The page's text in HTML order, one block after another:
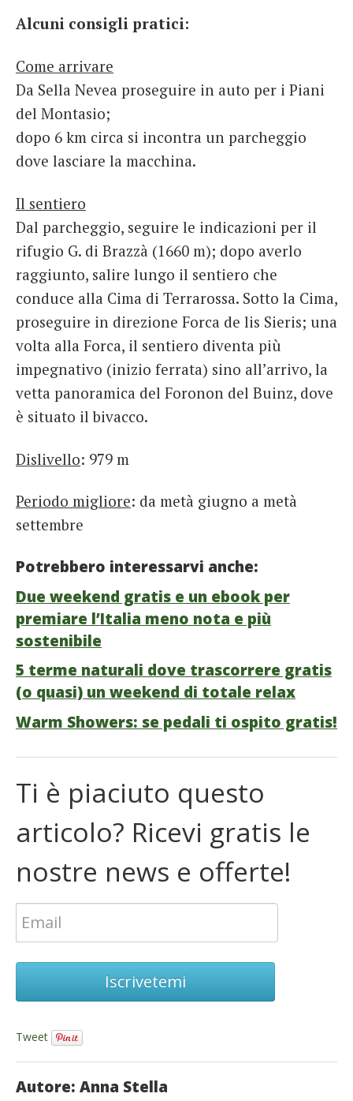
Alcuni consigli pratici:
Come arrivare
Da Sella Nevea proseguire in auto per i Piani
del Montasio;
dopo 6 km circa si incontra un parcheggio
dove lasciare la macchina.
Il sentiero
Dal parcheggio, seguire le indicazioni per il
rifugio G. di Brazzà (1660 m); dopo averlo
raggiunto, salire lungo il sentiero che
conduce alla Cima di Terrarossa. Sotto la Cima,
proseguire in direzione Forca de lis Sieris; una
volta alla Forca, il sentiero diventa più
impegnativo (inizio ferrata) sino all’arrivo, la
vetta panoramica del Foronon del Buinz, dove
è situato il bivacco.
Dislivello: 979 m
Periodo migliore: da metà giugno a metà
settembre
Potrebbero interessarvi anche:
Due weekend gratis e un ebook per
premiare l’Italia meno nota e più
sostenibile
5 terme naturali dove trascorrere gratis
(o quasi) un weekend di totale relax
Warm Showers: se pedali ti ospito gratis!
Ti è piaciuto questo
articolo? Ricevi gratis le
nostre news e offerte!
Iscrivetemi
Tweet
Autore: Anna Stella